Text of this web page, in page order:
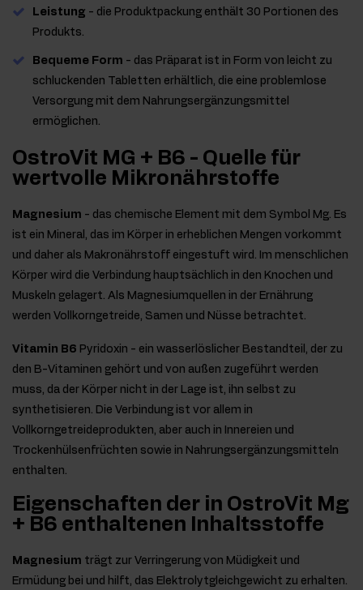
Leistung - die Produktpackung enthält 30 Portionen des
Produkts.
Bequeme Form - das Präparat ist in Form von leicht zu
schluckenden Tabletten erhältlich, die eine problemlose
Versorgung mit dem Nahrungsergänzungsmittel
ermöglichen.
OstroVit MG + B6 - Quelle für
wertvolle Mikronährstoffe
Magnesium - das chemische Element mit dem Symbol Mg. Es
ist ein Mineral, das im Körper in erheblichen Mengen vorkommt
und daher als Makronährstoff eingestuft wird. Im menschlichen
Körper wird die Verbindung hauptsächlich in den Knochen und
Muskeln gelagert. Als Magnesiumquellen in der Ernährung
werden Vollkorngetreide, Samen und Nüsse betrachtet.
Vitamin B6 Pyridoxin - ein wasserlöslicher Bestandteil, der zu
den B-Vitaminen gehört und von außen zugeführt werden
muss, da der Körper nicht in der Lage ist, ihn selbst zu
synthetisieren. Die Verbindung ist vor allem in
Vollkorngetreideprodukten, aber auch in Innereien und
Trockenhülsenfrüchten sowie in Nahrungsergänzungsmitteln
enthalten.
Eigenschaften der in OstroVit Mg
+ B6 enthaltenen Inhaltsstoffe
Magnesium trägt zur Verringerung von Müdigkeit und
Ermüdung bei und hilft, das Elektrolytgleichgewicht zu erhalten.